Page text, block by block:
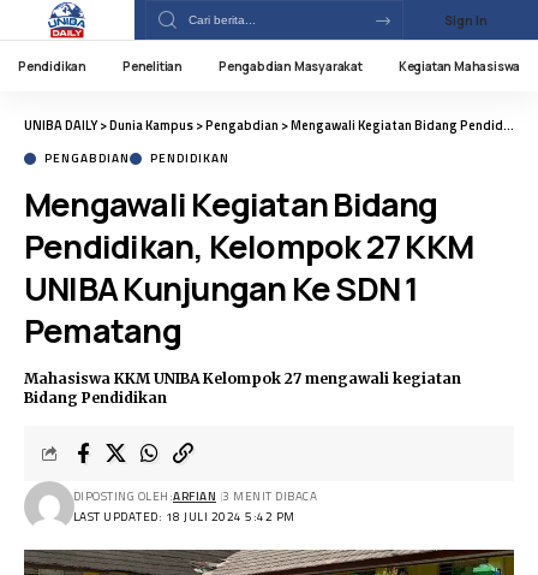
Sign In
Pendidikan Penelitian Pengabdian Masyarakat Kegiatan Mahasiswa
UNIBA DAILY>Dunia Kampus>Pengabdian >Mengawali Kegiatan Bidang Pendidikan, Kelompok 27 KKM UNIBA Kunjungan Ke SDN 1 Pematang
PENGABDIAN PENDIDIKAN
Mengawali Kegiatan Bidang
Pendidikan, Kelompok 27 KKM
UNIBA Kunjungan Ke SDN 1
Pematang
Mahasiswa KKM UNIBA Kelompok 27 mengawali kegiatan
Bidang Pendidikan
LAST UPDATED: 18 JULI 2024 5:42 PM
DIPOSTING OLEH:ARFIAN 3 MENIT DIBACA